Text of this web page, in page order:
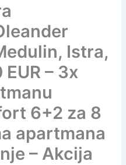
Istra,
– 3x
6+2 za 8
apartmana
– Akcija